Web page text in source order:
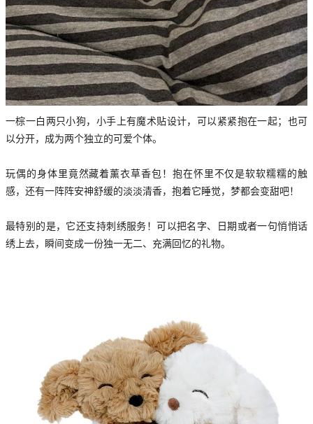
一棕一白两只小狗，小手上有魔术贴设计，可以紧紧抱在一起；也可
以分开，成为两个独立的可爱个体。
玩偶的身体里竟然藏着薰衣草香包！抱在怀里不仅是软软糯糯的触
感，还有一阵阵安神舒缓的淡淡清香，抱着它睡觉，梦都会变甜吧！
最特别的是，它还支持刺绣服务！可以把名字、日期或者一句悄悄话
绣上去，瞬间变成一份独一无二、充满回忆的礼物。